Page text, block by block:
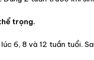
trọng.
6, 8 và 12 tuần tuổi.